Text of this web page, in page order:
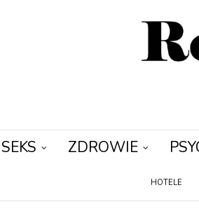
SEKS ZDROWIE
HOTELE